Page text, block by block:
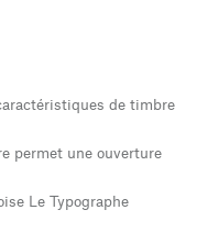
de timbre
permet une ouverture
Le Typographe